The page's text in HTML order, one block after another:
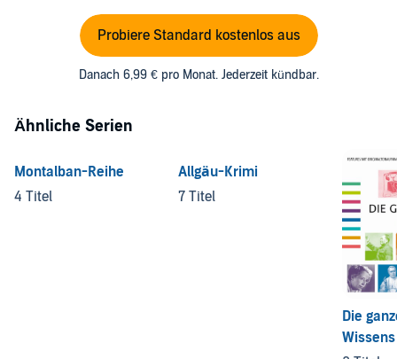
Probiere Standard kostenlos aus
Danach 6,99 € pro Monat. Jederzeit kündbar.
Ähnliche Serien
Montalban-Reihe
4 Titel
Allgäu-Krimi
7 Titel
Die
Wissens